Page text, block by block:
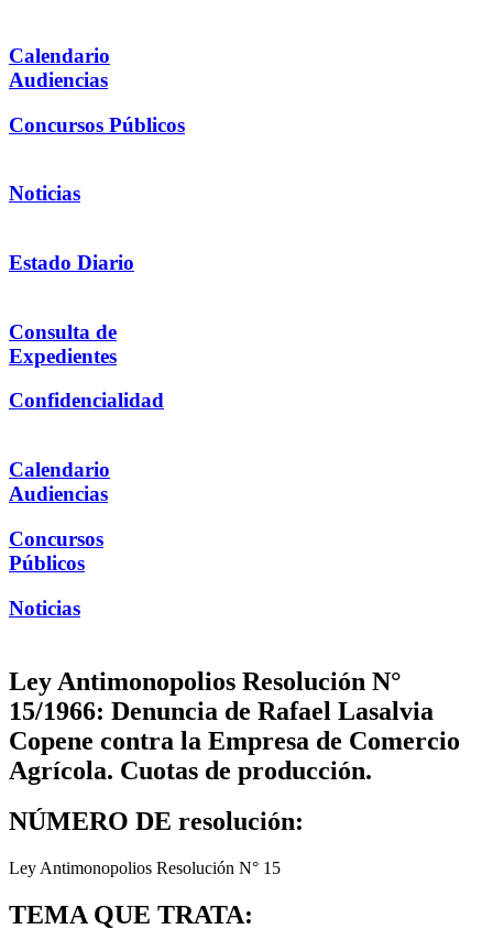
Calendario
Audiencias
Concursos Públicos
Noticias
Estado Diario
Consulta de
Expedientes
Confidencialidad
Calendario
Audiencias
Concursos
Públicos
Noticias
Ley Antimonopolios Resolución N°
15/1966: Denuncia de Rafael Lasalvia
Copene contra la Empresa de Comercio
Agrícola. Cuotas de producción.
NÚMERO DE resolución:
Ley Antimonopolios Resolución N° 15
TEMA QUE TRATA: